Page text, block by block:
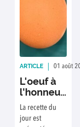
ARTICLE 01 août
L'oeuf à
l'honneur
au Salon
de
l'Agriculture
La recette du
jour est